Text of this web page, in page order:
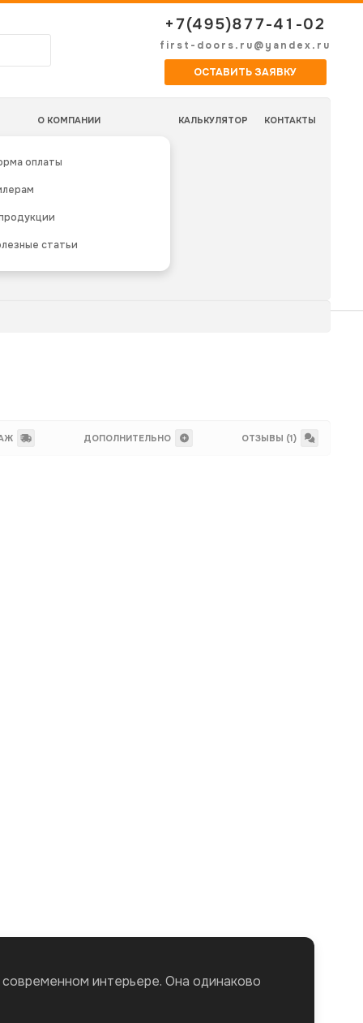
+7(495)877-41-02
first-doors.ru@yandex.ru
ОСТАВИТЬ ЗАЯВКУ
О КОМПАНИИ
оплаты
статьи
КАЛЬКУЛЯТОР КОНТАКТЫ
ДОПОЛНИТЕЛЬНО ОТЗЫВЫ (1)
интерьере. Она одинаково